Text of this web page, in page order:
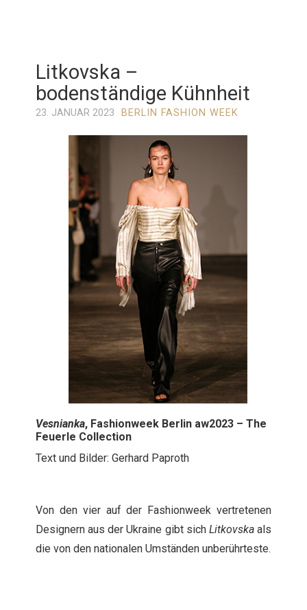
Litkovska –
bodenständige Kühnheit
23. JANUAR 2023 BERLIN FASHION WEEK
Vesnianka, Fashionweek Berlin aw2023 – The
Feuerle Collection
Text und Bilder: Gerhard Paproth
Von den vier auf der Fashionweek vertretenen
Designern aus der Ukraine gibt sich Litkovskaals
die von den nationalen Umständen unberührteste.